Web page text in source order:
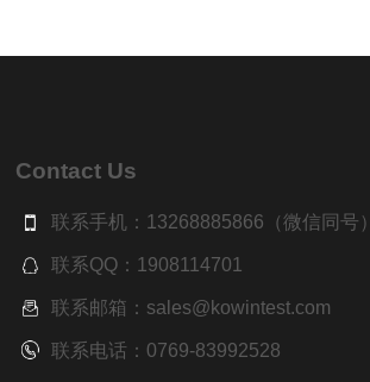
Contact Us
联系手机：13268885866（微信同号）
联系QQ：1908114701
联系邮箱：sales@kowintest.com
联系电话：0769-83992528